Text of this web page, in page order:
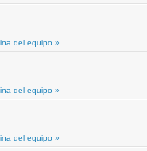
del equipo »
del equipo »
del equipo »